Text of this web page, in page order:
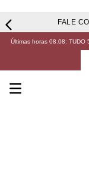
FALE
Últimas horas 08.08: TUDO